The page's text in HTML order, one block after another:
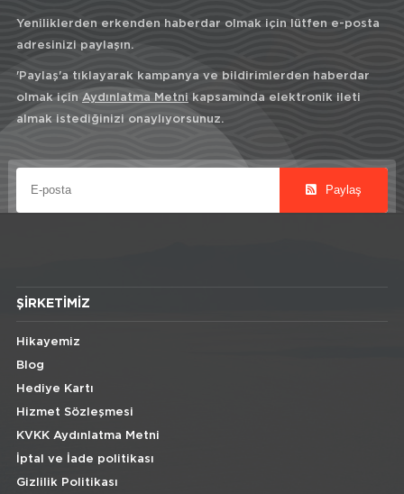
Yeniliklerden erkenden haberdar olmak için lütfen e-posta
adresinizi paylaşın.
'Paylaş'a tıklayarak kampanya ve bildirimlerden haberdar
olmak için Aydınlatma Metni kapsamında elektronik ileti
almak istediğinizi onaylıyorsunuz.
Paylaş
ŞIRKETIMIZ
Hikayemiz
Blog
Hediye Kartı
Hizmet Sözleşmesi
KVKK Aydınlatma Metni
İptal ve İade politikası
Gizlilik Politikası